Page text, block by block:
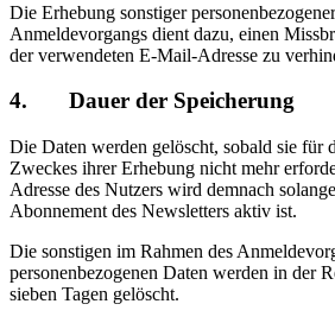
Die Erhebung sonstiger
Anmeldevorgangs dient dazu, einen
der verwendeten E-Mail-Adresse zu
4. Dauer der Speicherung
Die Daten werden gelöscht, sobald sie für
Zweckes ihrer Erhebung nicht mehr
Adresse des Nutzers wird demnach
Abonnement des Newsletters aktiv ist.
Die sonstigen im Rahmen des
personenbezogenen Daten werden in der
sieben Tagen gelöscht.